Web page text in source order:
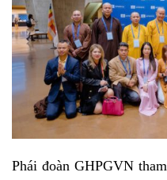
Phái đoàn GHPGVN